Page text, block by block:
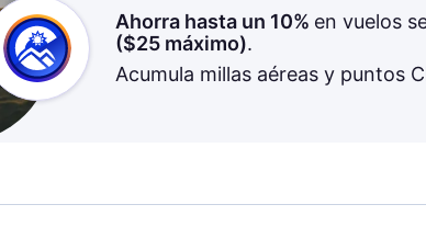
Ahorra hasta un 10% en vuelos
($25máximo).
Acumula millas aéreas y puntos